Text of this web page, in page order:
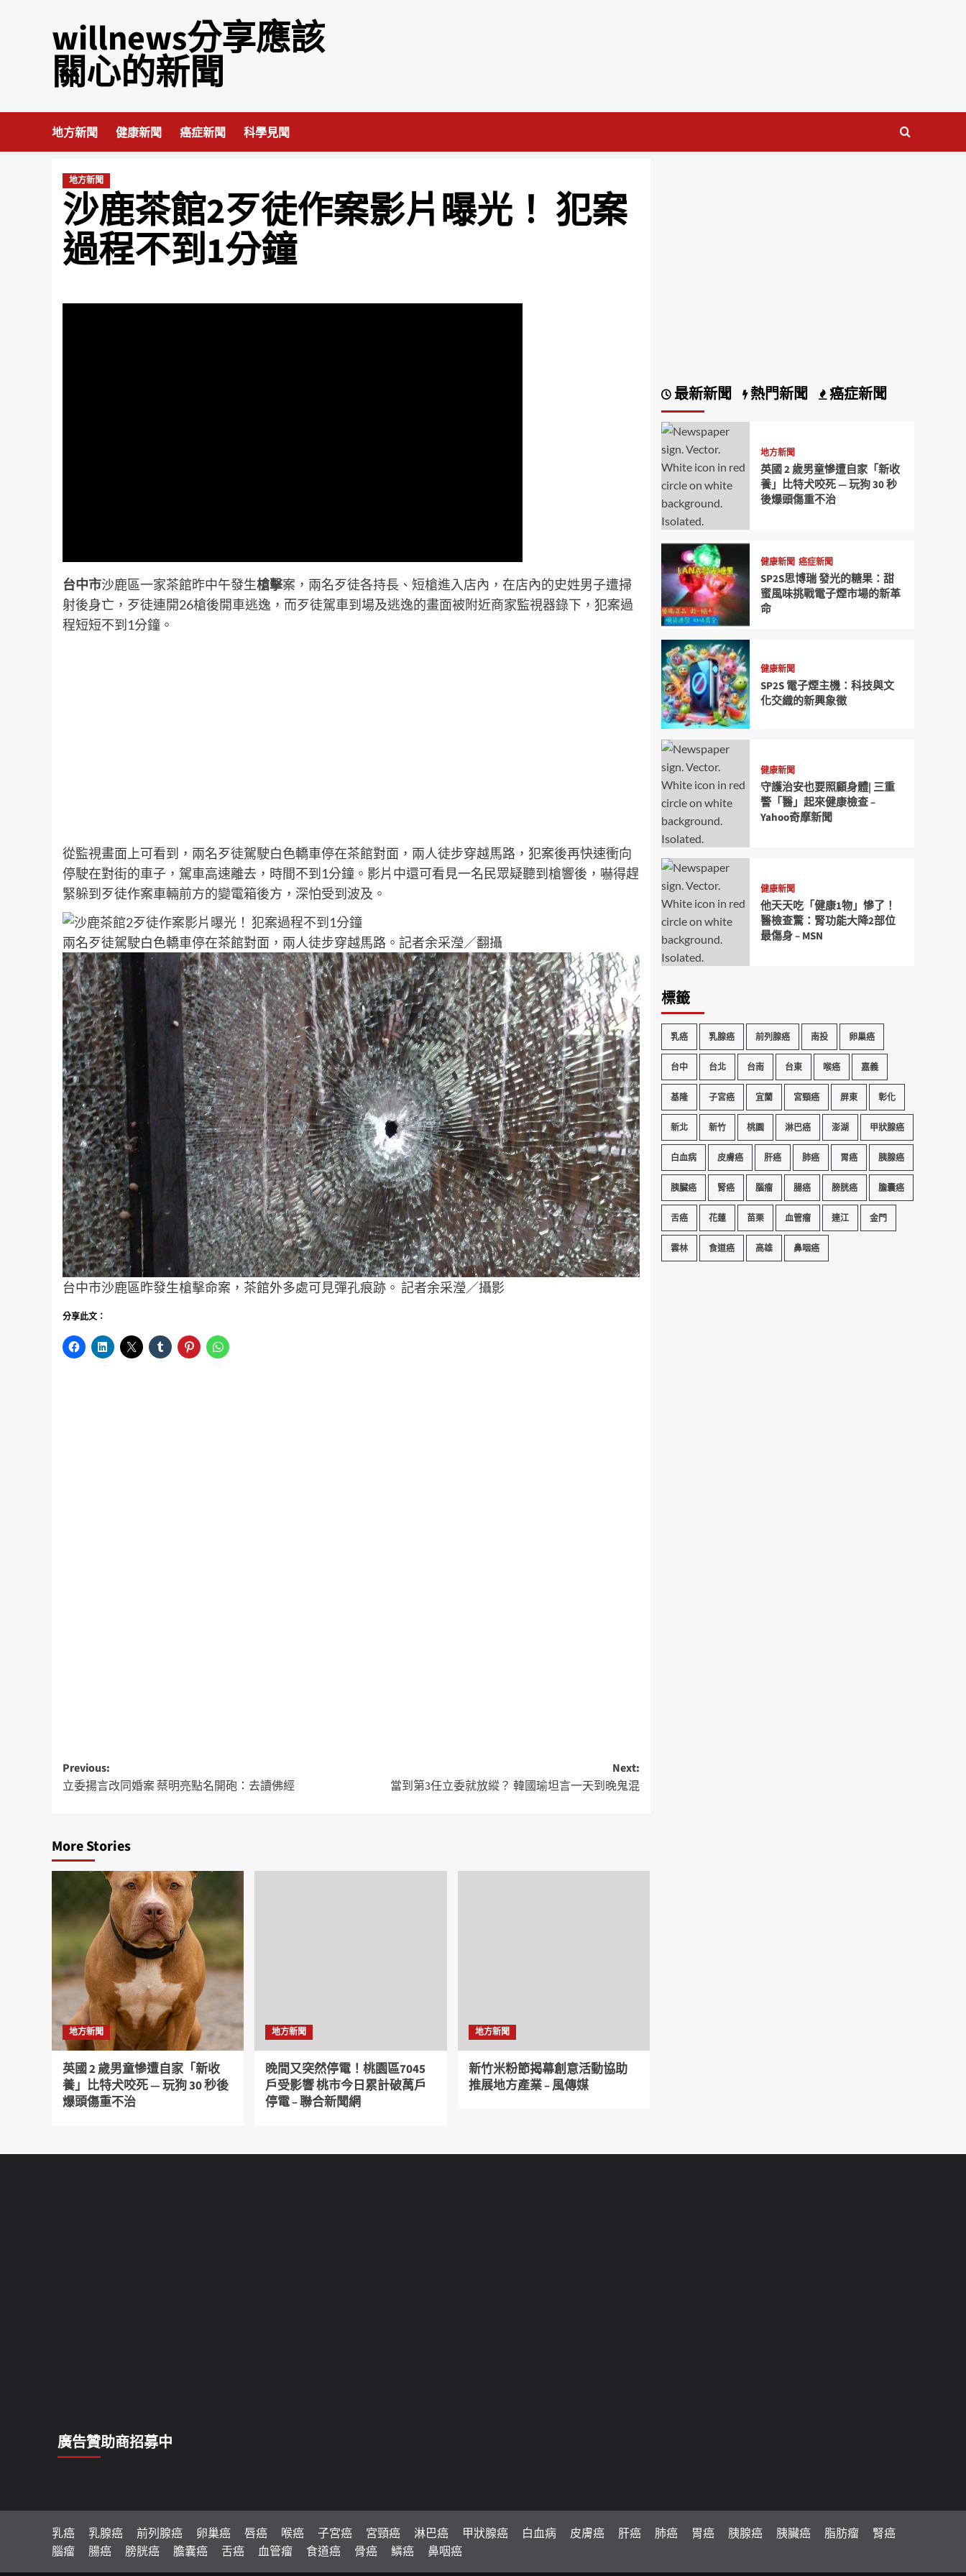
willnews分享應該
關心的新聞
地方新聞 健康新聞 癌症新聞 科學見聞
地方新聞
沙鹿茶館2歹徒作案影片曝光！ 犯案
過程不到1分鐘
台中市沙鹿區一家茶館昨中午發生槍擊案，兩名歹徒各持長、短槍進入店內，在店內的史姓男子遭掃
射後身亡，歹徒連開26槍後開車逃逸，而歹徒駕車到場及逃逸的畫面被附近商家監視器錄下，犯案過
程短短不到1分鐘。
從監視畫面上可看到，兩名歹徒駕駛白色轎車停在茶館對面，兩人徒步穿越馬路，犯案後再快速衝向
停駛在對街的車子，駕車高速離去，時間不到1分鐘。影片中還可看見一名民眾疑聽到槍響後，嚇得趕
緊躲到歹徒作案車輛前方的變電箱後方，深怕受到波及。
兩名歹徒駕駛白色轎車停在茶館對面，兩人徒步穿越馬路。記者余采瀅／翻攝
台中市沙鹿區昨發生槍擊命案，茶館外多處可見彈孔痕跡。 記者余采瀅／攝影
分享此文：
Previous:
立委揚言改同婚案 蔡明亮點名開砲：去讀佛經
Next:
當到第3任立委就放縱？ 韓國瑜坦言一天到晚鬼混
More Stories
地方新聞
英國 2 歲男童慘遭自家「新收
養」比特犬咬死 — 玩狗 30 秒後
爆頭傷重不治
地方新聞
晚間又突然停電！桃園區7045
戶受影響 桃市今日累計破萬戶
停電 – 聯合新聞網
地方新聞
新竹米粉節揭幕創意活動協助
推展地方產業 – 風傳媒
最新新聞 熱門新聞 癌症新聞
地方新聞
英國 2 歲男童慘遭自家「新收
養」比特犬咬死 — 玩狗 30 秒
後爆頭傷重不治
健康新聞 癌症新聞
SP2S思博瑞 發光的糖果：甜
蜜風味挑戰電子煙市場的新革
命
健康新聞
SP2S 電子煙主機：科技與文
化交織的新興象徵
健康新聞
守護治安也要照顧身體| 三重
警「醫」起來健康檢查 –
Yahoo奇摩新聞
健康新聞
他天天吃「健康1物」慘了！
醫檢查驚：腎功能大降2部位
最傷身 – MSN
標籤
乳癌 乳腺癌 前列腺癌 南投 卵巢癌
台中 台北 台南 台東 喉癌 嘉義
基隆 子宮癌 宜蘭 宮頸癌 屏東 彰化
新北 新竹 桃園 淋巴癌 澎湖 甲狀腺癌
白血病 皮膚癌 肝癌 肺癌 胃癌 胰腺癌
胰臟癌 腎癌 腦瘤 腸癌 膀胱癌 膽囊癌
舌癌 花蓮 苗栗 血管瘤 連江 金門
雲林 食道癌 高雄 鼻咽癌
廣告贊助商招募中
乳癌 乳腺癌 前列腺癌 卵巢癌 唇癌 喉癌 子宮癌 宮頸癌 淋巴癌 甲狀腺癌 白血病 皮膚癌 肝癌 肺癌 胃癌 胰腺癌 胰臟癌 脂肪瘤
腎癌
腦瘤
腸癌 膀胱癌 膽囊癌 舌癌 血管瘤 食道癌 骨癌 鱗癌 鼻咽癌